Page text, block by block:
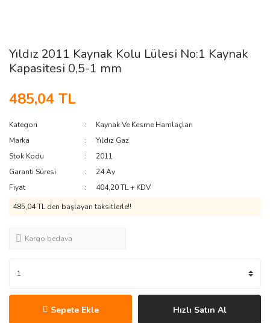
Yıldız 2011 Kaynak Kolu Lülesi No:1 Kaynak
Kapasitesi 0,5-1 mm
485,04 TL
Kategori
Kaynak Ve Kesme Hamlaçları
Marka
Yıldız Gaz
Stok Kodu
2011
Garanti Süresi
24 Ay
Fiyat
404,20 TL + KDV
485,04 TL den başlayan taksitlerle!!
Kargo bedava
Sepete Ekle Hızlı Satın Al